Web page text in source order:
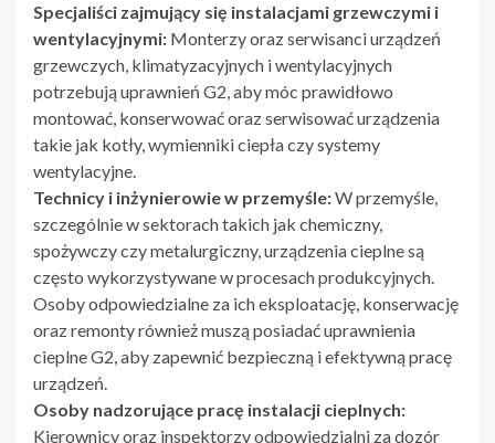
Specjaliści zajmujący się instalacjami grzewczymi i
wentylacyjnymi: Monterzy oraz serwisanci urządzeń
grzewczych, klimatyzacyjnych i wentylacyjnych
potrzebują uprawnień G2, aby móc prawidłowo
montować, konserwować oraz serwisować urządzenia
takie jak kotły, wymienniki ciepła czy systemy
wentylacyjne.
Technicy i inżynierowie w przemyśle:W przemyśle,
szczególnie w sektorach takich jak chemiczny,
spożywczy czy metalurgiczny, urządzenia cieplne są
często wykorzystywane w procesach produkcyjnych.
Osoby odpowiedzialne za ich eksploatację, konserwację
oraz remonty również muszą posiadać uprawnienia
cieplne G2, aby zapewnić bezpieczną i efektywną pracę
urządzeń.
Osoby nadzorujące pracę instalacji cieplnych:
Kierownicy oraz inspektorzy odpowiedzialni za dozór